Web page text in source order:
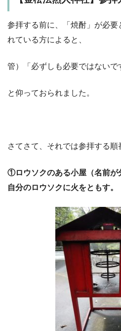
参拝する前に、「焼酎」が必要
れている方によると、
管）「必ずしも必要ではないで
と仰っておられました。
さてさて、それでは参拝する順
①ロウソクのある小屋（名前が
自分のロウソクに火をともす。